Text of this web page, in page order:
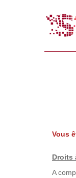
Vous
Droits
A